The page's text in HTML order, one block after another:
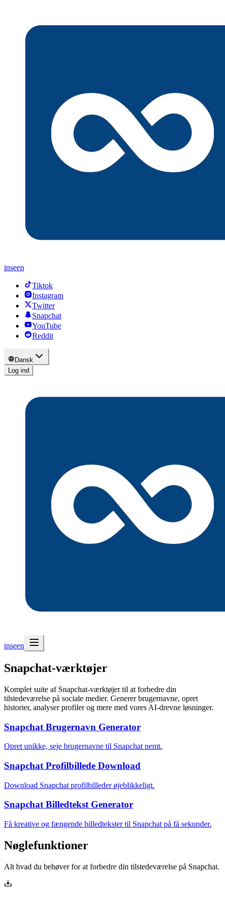
inseen
Tiktok
Instagram
Twitter
Snapchat
YouTube
Reddit
Dansk
Log ind
inseen
Snapchat-værktøjer
Komplet suite af Snapchat-værktøjer til at forbedre din
tilstedeværelse på sociale medier. Generer brugernavne, opret
historier, analyser profiler og mere med vores AI-drevne løsninger.
Snapchat Brugernavn Generator
Opret unikke, seje brugernavne til Snapchat nemt.
Snapchat Profilbillede Download
Download Snapchat profilbilleder øjeblikkeligt.
Snapchat Billedtekst Generator
Få kreative og fængende billedtekster til Snapchat på få sekunder.
Nøglefunktioner
Alt hvad du behøver for at forbedre din tilstedeværelse på Snapchat.